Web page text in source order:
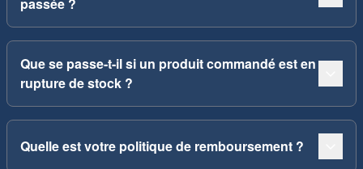
Que se passe-t-il si un produit commandé est en
rupture de stock ?
Quelle est votre politique de remboursement ?